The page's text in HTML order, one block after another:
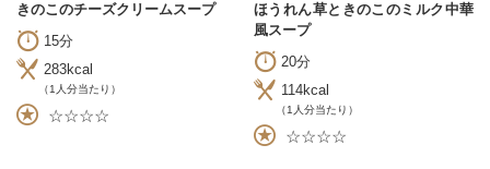
きのこのチーズクリームスープ
15分
283kcal
（1人分当たり）
☆☆☆☆
ほうれん草ときのこのミルク中華
風スープ
20分
114kcal
（1人分当たり）
☆☆☆☆